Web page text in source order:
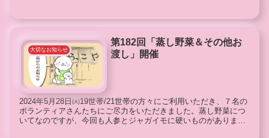
大切なお知らせ
第182回「蒸し野菜＆その他お
渡し」開催
2024年5月28日㈫19世帯/21世帯の方々にご利用いただき、７名の
ボランティアさんたちにご尽力をいただきました。蒸し野菜につ
いてなのですが、今回も人参とジャガイモに硬いものがありまし